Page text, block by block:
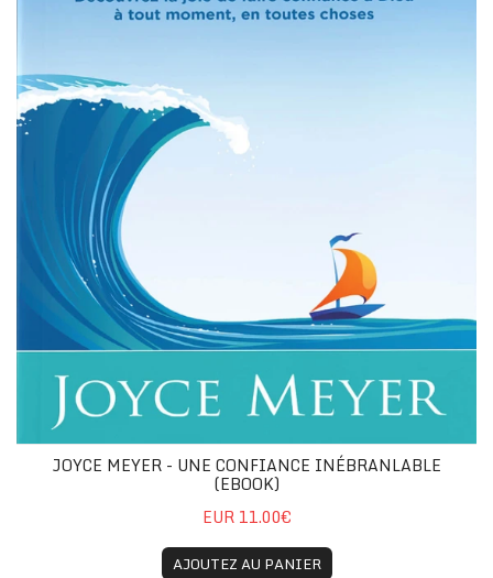
JOYCE MEYER - UNE CONFIANCE INÉBRANLABLE
(EBOOK)
EUR 11.00€
AJOUTEZ AU PANIER